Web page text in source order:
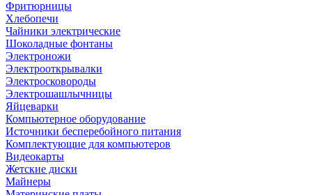
Фритюрницы
Хлебопечи
Чайники электрические
Шоколадные фонтаны
Электроножи
Электрооткрывалки
Электросковороды
Электрошашлычницы
Яйцеварки
Компьютерное оборудование
Источники бесперебойного питания
Комплектующие для компьютеров
Видеокарты
Жетские диски
Майнеры